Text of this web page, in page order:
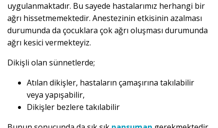
uygulanmaktadır. Bu sayede hastalarımız herhangi bir
ağrı hissetmemektedir. Anestezinin etkisinin azalması
durumunda da çocuklara çok ağrı oluşması durumunda
ağrı kesici vermekteyiz.
Dikişli olan sünnetlerde;
Atılan dikişler, hastaların çamaşırına takılabilir
veya yapışabilir,
Dikişler bezlere takılabilir